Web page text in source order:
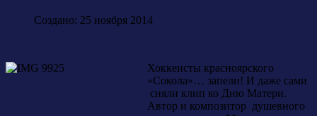
Создано: 25 ноября 2014
Хоккеисты красноярского
«Сокола»… запели! И даже сами
сняли клип ко Дню Матери.
Автор и композитор душевного